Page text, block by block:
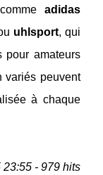
adidas
uhlsport, qui
pour amateurs
variés peuvent
à chaque
23:55 - 979 hits